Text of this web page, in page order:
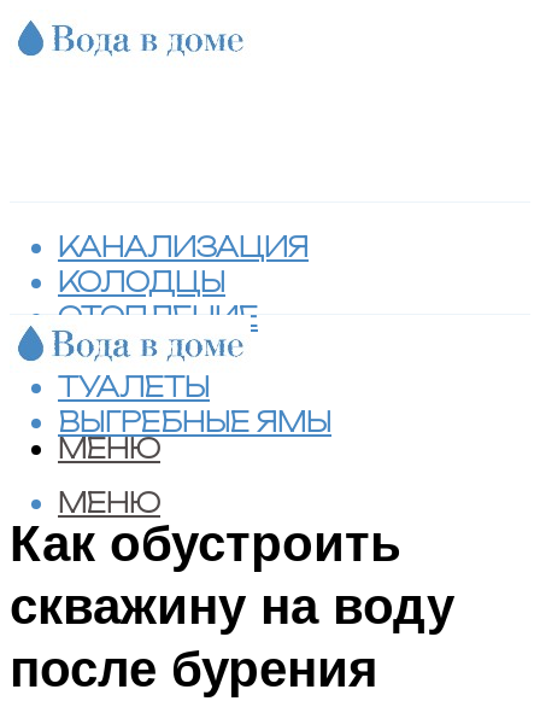
КАНАЛИЗАЦИЯ
КОЛОДЦЫ
ОТОПЛЕНИЕ
СЕПТИКИ
ТУАЛЕТЫ
ВЫГРЕБНЫЕ ЯМЫ
МЕНЮ
МЕНЮ
Как обустроить
скважину на воду
после бурения